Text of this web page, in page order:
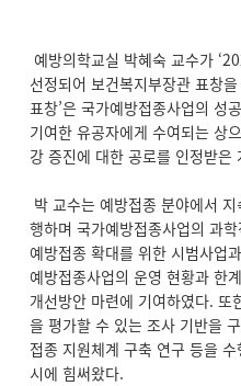
예방의학교실 박혜숙 교수가
선정되어 보건복지부장관 표창
표창’은 국가예방접종사업의 성
기여한 유공자에게 수여되는 상
강 증진에 대한 공로를 인정받은
박 교수는 예방접종 분야에서
행하며 국가예방접종사업의 과
예방접종 확대를 위한 시범사업
예방접종사업의 운영 현황과 한
개선방안 마련에 기여하였다. 또
을 평가할 수 있는 조사 기반을
접종 지원체계 구축 연구 등을
시에 힘써왔다.